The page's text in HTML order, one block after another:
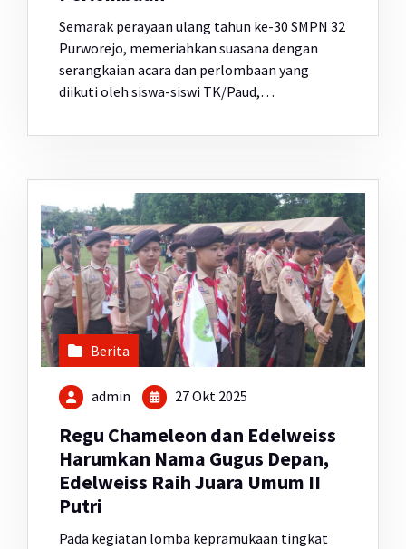
Semarak perayaan ulang tahun ke-30 SMPN 32
Purworejo, memeriahkan suasana dengan
serangkaian acara dan perlombaan yang
diikuti oleh siswa-siswi TK/Paud,…
Berita
admin 27 Okt 2025
Regu Chameleon dan Edelweiss
Harumkan Nama Gugus Depan,
Edelweiss Raih Juara Umum II
Putri
Pada kegiatan lomba kepramukaan tingkat